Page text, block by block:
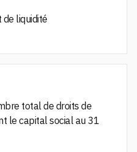
liquidité
total de droits de
le capital social au 31